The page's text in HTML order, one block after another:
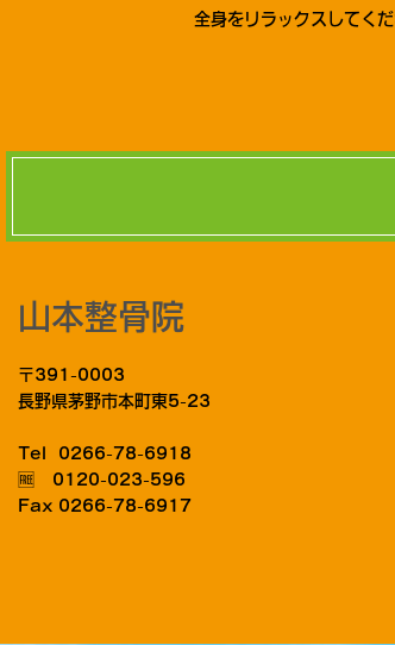
全身をリラックスしてくだ
山本整骨院
〒391-0003
長野県茅野市本町東5-23
Tel 0266-78-6918
🆓 0120-023-596
Fax 0266-78-6917